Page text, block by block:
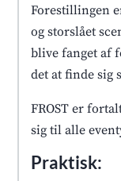
Forestillingen
og storslået
blive fanget af
det at finde sig
FROST er
sig til alle
Praktisk: